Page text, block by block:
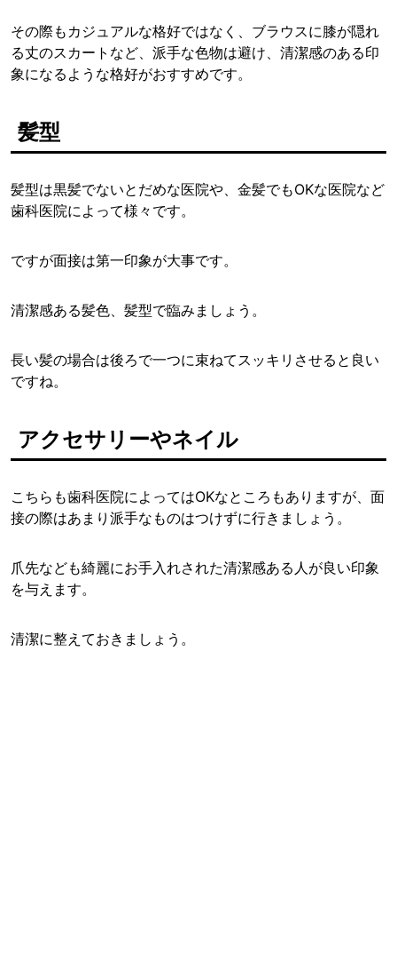
その際もカジュアルな格好ではなく、ブラウスに膝が隠れ
る丈のスカートなど、派手な色物は避け、清潔感のある印
象になるような格好がおすすめです。
髪型
髪型は黒髪でないとだめな医院や、金髪でもOKな医院など
歯科医院によって様々です。
ですが面接は第一印象が大事です。
清潔感ある髪色、髪型で臨みましょう。
長い髪の場合は後ろで一つに束ねてスッキリさせると良い
ですね。
アクセサリーやネイル
こちらも歯科医院によってはOKなところもありますが、面
接の際はあまり派手なものはつけずに行きましょう。
爪先なども綺麗にお手入れされた清潔感ある人が良い印象
を与えます。
清潔に整えておきましょう。